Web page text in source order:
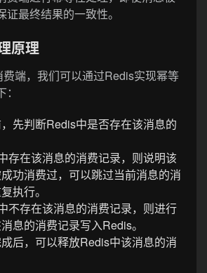
最终结果的一致性。
原理
端，我们可以通过Redis实现幂等
先判断Redis中是否存在该消息的
存在该消息的消费记录，则说明该
功消费过，可以跳过当前消息的消
执行。
不存在该消息的消费记录，则进行
息的消费记录写入Redis。
后，可以释放Redis中该消息的消